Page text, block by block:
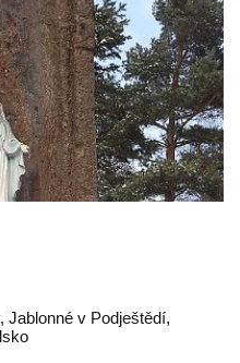
, Jablonné v Podještědí,